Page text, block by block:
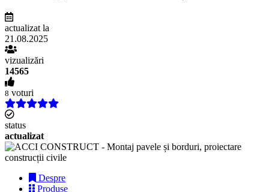
actualizat la
21.08.2025
vizualizări
14565
8 voturi
status
actualizat
Despre
Produse